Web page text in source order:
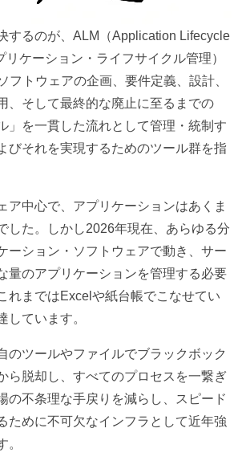
するのが、ALM（Application Lifecycle
リケーション・ライフサイクル管理）
フトウェアの企画、要件定義、設計、
、そして最終的な廃止に至るまでの
」を一貫した流れとして管理・統制す
びそれを実現するためのツール群を指
ア中心で、アプリケーションはあくま
した。しかし2026年現在、あらゆる分
ーション・ソフトウェアで動き、サー
量のアプリケーションを管理する必要
れまではExcelや紙台帳でこなせてい
しています。
のツールやファイルでブラックボック
ら脱却し、すべてのプロセスを一繋ぎ
の不条理な手戻りを減らし、スピード
ために不可欠なインフラとして近年強
。